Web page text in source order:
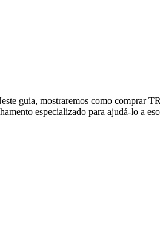
guia, mostraremos como comprar
especializado para ajudá-lo a